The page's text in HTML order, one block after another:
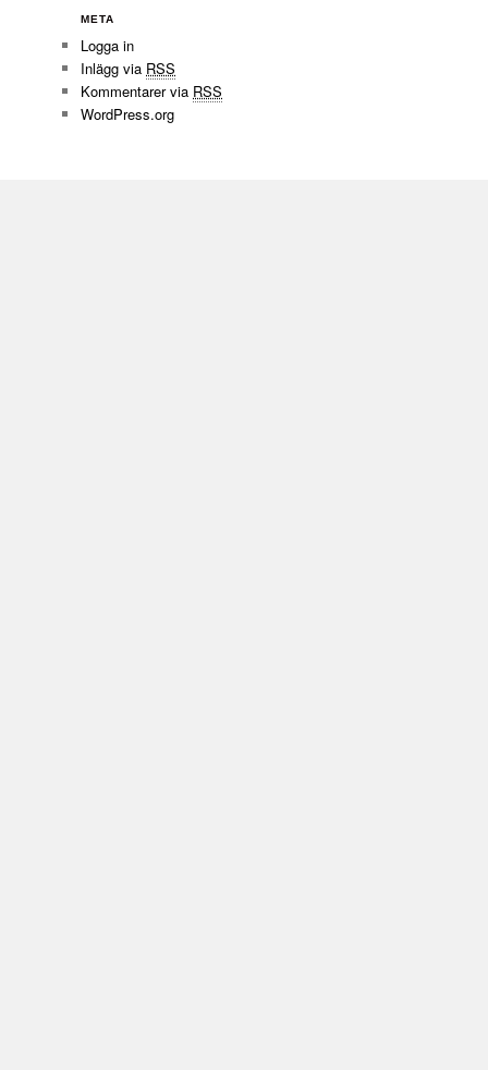
META
Logga in
Inlägg via RSS
Kommentarer via RSS
WordPress.org